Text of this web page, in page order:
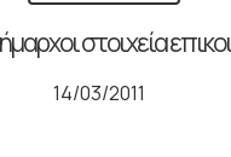
στοιχεία
14/03/2011